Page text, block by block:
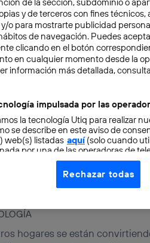
móvil de alta
informe sobre el tema,
mobile Suppliers
Ruiz
en el hogar
hogares se están
y de terceros con fines técnicos,
o para mostrarte publicidad
de navegación. Puedes
clicando en el botón
en cualquier momento desde la
información más detallada,
impulsada por las
la tecnología Utiq para realizar
se describe en este aviso de
web(s) listadas aquí(solo cuando
por una de las operadoras de
página web).
con la privacidad como prioridad
de la cuenta de cliente
(p. ej., número de teléfono móvil).
Rechazar todas